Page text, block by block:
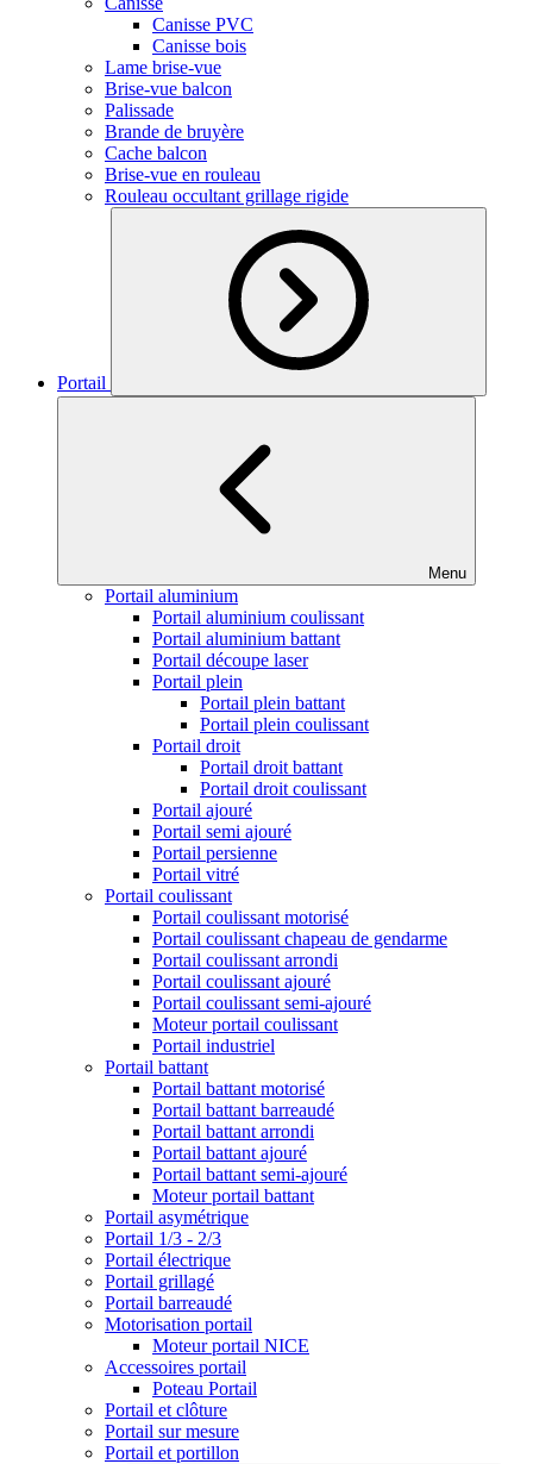
Canisse PVC
Canisse bois
Lame brise-vue
Brise-vue balcon
Palissade
Brande de bruyère
Cache balcon
Brise-vue en rouleau
Rouleau occultant grillage rigide
Portail
Menu
Portail aluminium
Portail aluminium coulissant
Portail aluminium battant
Portail découpe laser
Portail plein
Portail plein battant
Portail plein coulissant
Portail droit
Portail droit battant
Portail droit coulissant
Portail ajouré
Portail semi ajouré
Portail persienne
Portail vitré
Portail coulissant
Portail coulissant motorisé
Portail coulissant chapeau de gendarme
Portail coulissant arrondi
Portail coulissant ajouré
Portail coulissant semi-ajouré
Moteur portail coulissant
Portail industriel
Portail battant
Portail battant motorisé
Portail battant barreaudé
Portail battant arrondi
Portail battant ajouré
Portail battant semi-ajouré
Moteur portail battant
Portail asymétrique
Portail 1/3 - 2/3
Portail électrique
Portail grillagé
Portail barreaudé
Motorisation portail
Moteur portail NICE
Accessoires portail
Poteau Portail
Portail et clôture
Portail sur mesure
Portail et portillon